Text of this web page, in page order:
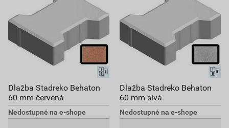
Dlažba Stadreko Behaton
60 mm červená
Nedostupné na e-shope
Dlažba Stadreko Behaton
60 mm sivá
Nedostupné na e-shope